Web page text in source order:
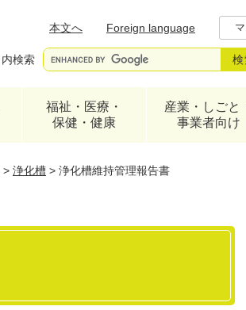
本文へ
Foreign language
検索
福祉・医療・
保健・健康
産業・しごと
事業者向け
> 浄化槽 > 浄化槽維持管理報告書